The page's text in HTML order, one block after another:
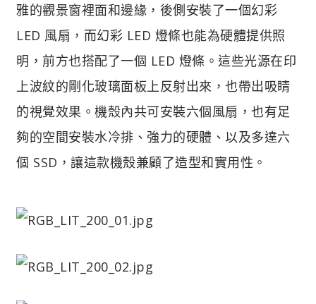
雅的觀景窗裡面和邊緣，後側安裝了一個幻彩
LED 風扇，而幻彩 LED 燈條也能為硬體提供照
明，前方也搭配了一個 LED 燈條。這些光源在印
上波紋的剛化玻璃面板上反射出來，也帶出吸睛
的視覺效果。機殼內共可安裝六個風扇，也有足
夠的空間安裝水冷排、強力的硬體、以及多達六
個 SSD，讓這款機殼兼顧了造型和實用性。